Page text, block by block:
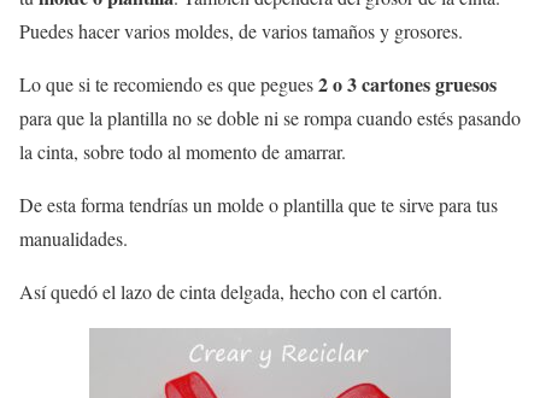
Puedes hacer varios moldes, de varios tamaños y grosores.
Lo que si te recomiendo es que pegues2 o 3 cartones gruesos
para que la plantilla no se doble ni se rompa cuando estés pasando
la cinta, sobre todo al momento de amarrar.
De esta forma tendrías un molde o plantilla que te sirve para tus
manualidades.
Así quedó el lazo de cinta delgada, hecho con el cartón.